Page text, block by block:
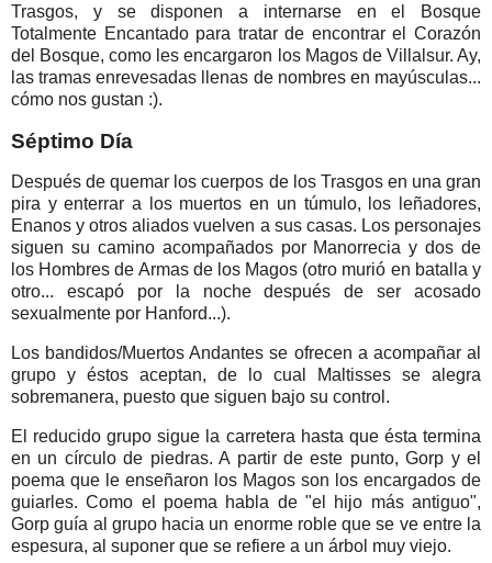
Trasgos, y se disponen a internarse en el Bosque
Totalmente Encantado para tratar de encontrar el Corazón
del Bosque, como les encargaron los Magos de Villalsur. Ay,
las tramas enrevesadas llenas de nombres en mayúsculas...
cómo nos gustan :).
Séptimo Día
Después de quemar los cuerpos de los Trasgos en una gran
pira y enterrar a los muertos en un túmulo, los leñadores,
Enanos y otros aliados vuelven a sus casas. Los personajes
siguen su camino acompañados por Manorrecia y dos de
los Hombres de Armas de los Magos (otro murió en batalla y
otro... escapó por la noche después de ser acosado
sexualmente por Hanford...).
Los bandidos/Muertos Andantes se ofrecen a acompañar al
grupo y éstos aceptan, de lo cual Maltisses se alegra
sobremanera, puesto que siguen bajo su control.
El reducido grupo sigue la carretera hasta que ésta termina
en un círculo de piedras. A partir de este punto, Gorp y el
poema que le enseñaron los Magos son los encargados de
guiarles. Como el poema habla de "el hijo más antiguo",
Gorp guía al grupo hacia un enorme roble que se ve entre la
espesura, al suponer que se refiere a un árbol muy viejo.